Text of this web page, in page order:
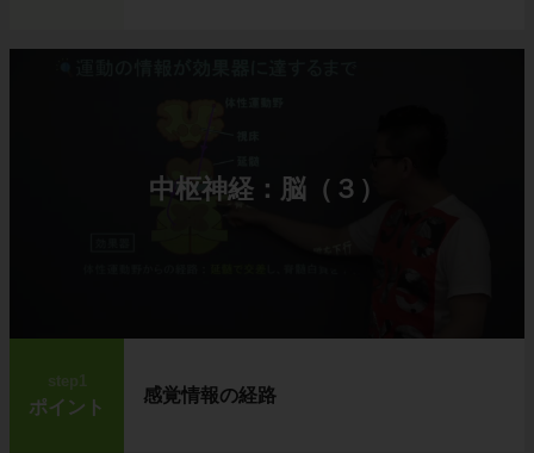
中枢神経：脳（３）
step1
ポイント
感覚情報の経路